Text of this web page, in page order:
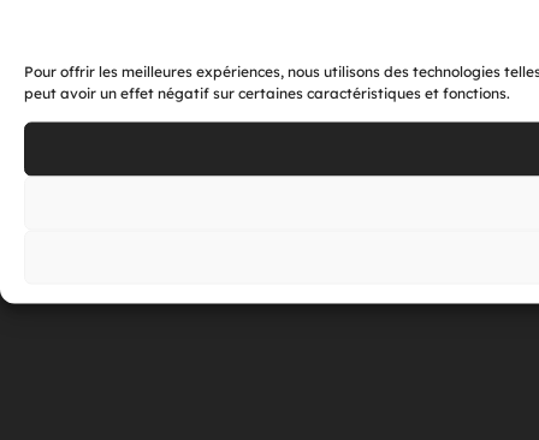
Pour offrir les meilleures expériences, nous utilisons des technologies
peut avoir un effet négatif sur certaines caractéristiques et fonctions.